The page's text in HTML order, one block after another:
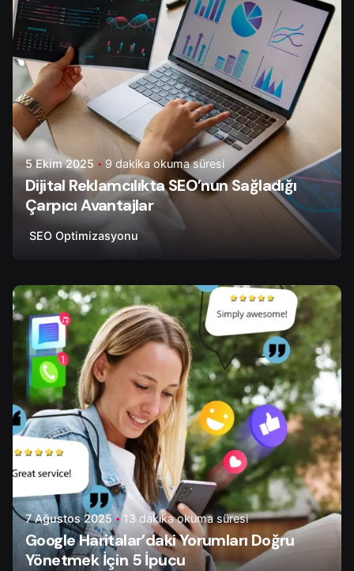
5 Ekim 2025 9 dakika okuma süresi
Dijital Reklamcılıkta SEO’nun Sağladığı
Çarpıcı Avantajlar
SEO Optimizasyonu
Yazar
Onur Ç.
7 Ağustos 2025 13 dakika okuma süresi
Google Haritalar’daki Yorumları Doğru
Yönetmek İçin 5 İpucu